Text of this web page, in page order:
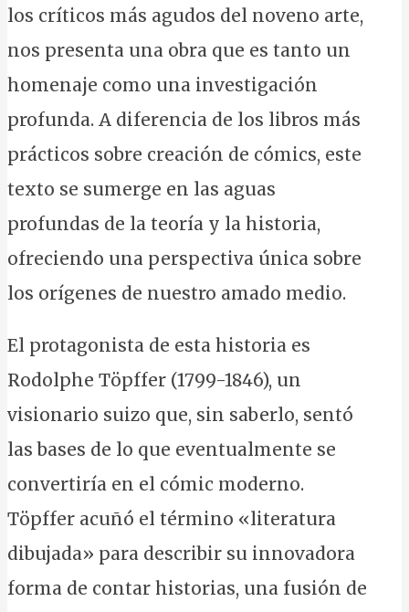
los críticos más agudos del noveno arte,
nos presenta una obra que es tanto un
homenaje como una investigación
profunda. A diferencia de los libros más
prácticos sobre creación de cómics, este
texto se sumerge en las aguas
profundas de la teoría y la historia,
ofreciendo una perspectiva única sobre
los orígenes de nuestro amado medio.
El protagonista de esta historia es
Rodolphe Töpffer (1799-1846), un
visionario suizo que, sin saberlo, sentó
las bases de lo que eventualmente se
convertiría en el cómic moderno.
Töpffer acuñó el término «literatura
dibujada» para describir su innovadora
forma de contar historias, una fusión de